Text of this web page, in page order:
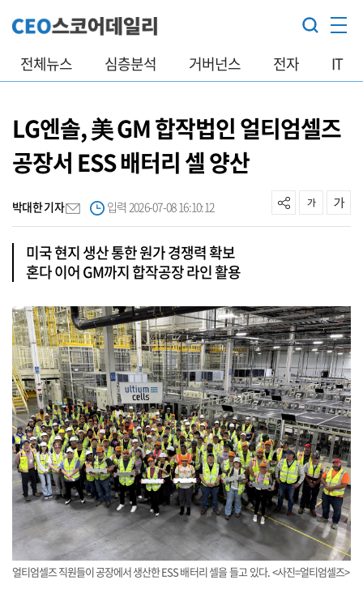
전체뉴스 심층분석 거버넌스 전자 IT
LG엔솔, 美 GM 합작법인 얼티엄셀즈
공장서 ESS 배터리 셀 양산
박대한 기자 입력 2026-07-08 16:10:12
미국 현지 생산 통한 원가 경쟁력 확보
혼다 이어 GM까지 합작공장 라인 활용
얼티엄셀즈 직원들이 공장에서 생산한 ESS 배터리 셀을 들고 있다. <사진=얼티엄셀즈>